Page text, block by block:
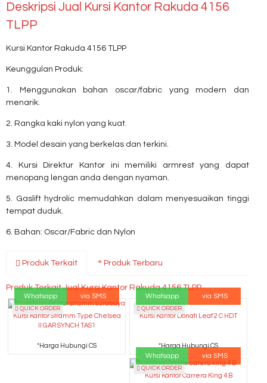
Deskripsi Jual Kursi Kantor Rakuda 4156
TLPP
Kursi Kantor Rakuda 4156 TLPP
Keunggulan Produk:
1. Menggunakan bahan oscar/fabric yang modern dan
menarik.
2. Rangka kaki nylon yang kuat.
3. Model desain yang berkelas dan terkini.
4. Kursi Direktur Kantor ini memiliki armrest yang dapat
menopang lengan anda dengan nyaman.
5. Gaslift hydrolic memudahkan dalam menyesuaikan tinggi
tempat duduk.
6. Bahan: Oscar/Fabric dan Nylon
Produk Terkait Produk Terbaru
Produk Terkait Jual Kursi Kantor Rakuda 4156 TLPP
QUICK ORDER
Whatsapp via SMS
Kursi Kantor Stramm Type Chelsea
II GAR SYNCH TAS1
*Harga Hubungi CS
QUICK ORDER
Whatsapp via SMS
Kursi Kantor Donati Leaf 2 C HDT
*Harga Hubungi CS
QUICK ORDER
Whatsapp via SMS
Kursi Kantor Carrera King 4 B